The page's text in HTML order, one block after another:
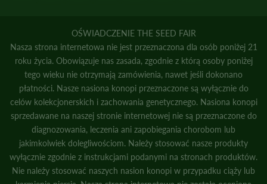
OŚWIADCZENIE THE SEED FAIR
Nasza strona internetowa nie jest przeznaczona dla osób poniżej 21
roku życia. Obowiązuje nas zasada, zgodnie z którą osoby poniżej
tego wieku nie otrzymają zamówienia, nawet jeśli dokonano
płatności. Nasze nasiona konopi przeznaczone są wyłącznie do
celów kolekcjonerskich i zachowania genetycznego. Nasiona konopi
sprzedawane na naszej stronie internetowej nie są przeznaczone do
diagnozowania, leczenia ani zapobiegania chorobom lub
jakimkolwiek dolegliwościom. Należy stosować nasze produkty
wyłącznie zgodnie z instrukcjami podanymi na stronach produktów.
Nie należy stosować naszych nasion konopi w przypadku ciąży lub